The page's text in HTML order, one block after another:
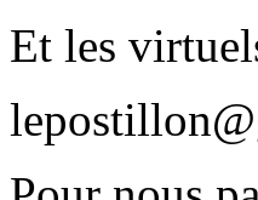
Et les